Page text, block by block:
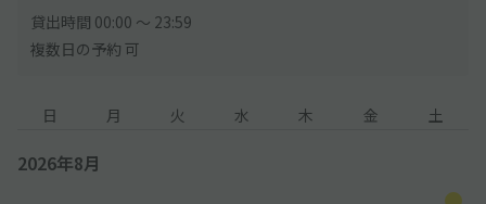
貸出時間 00:00 〜 23:59
複数日の予約 可
日 月 火 水 木 金 土
2026年8月